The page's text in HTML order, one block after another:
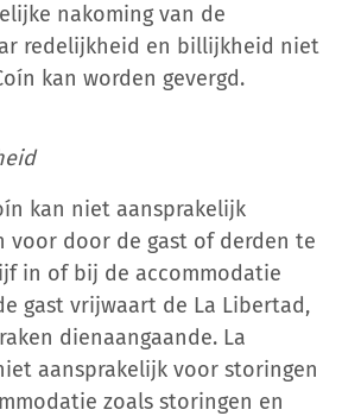
nakoming van de
redelijkheid en billijkheid niet
kan worden gevergd.
kan niet aansprakelijk
voor door de gast of derden te
in of bij de accommodatie
gast vrijwaart de La Libertad,
dienaangaande. La
aansprakelijk voor storingen
zoals storingen en